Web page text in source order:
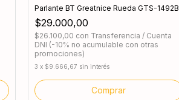
Parlante BT Greatnice Rueda GTS-1492B
$29.000,00
$26.100,00 con Transferencia / Cuenta
DNI (-10% no acumulable con otras
promociones)
3 x $9.666,67 sin interés